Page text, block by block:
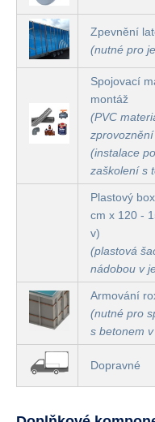
Zpevnění
(nutné pro
Spojovací
montáž
(PVC
(instalace
zaškolení s
Plastový
cm x 120 -
v)
(plastová
nádobou v
Armování
(nutné pro
s betonem
Dopravné